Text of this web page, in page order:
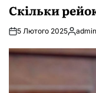
Скільки
5 Лютого 2025 admin